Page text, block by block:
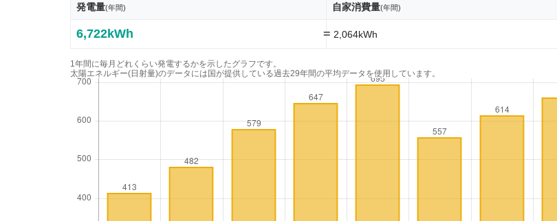
発電量(年間) 自家消費量(年間)
6,722kWh = 2,064kWh
1年間に毎月どれくらい発電するかを示したグラフです。
太陽エネルギー(日射量)のデータには国が提供している過去29年間の平均データを使用しています。